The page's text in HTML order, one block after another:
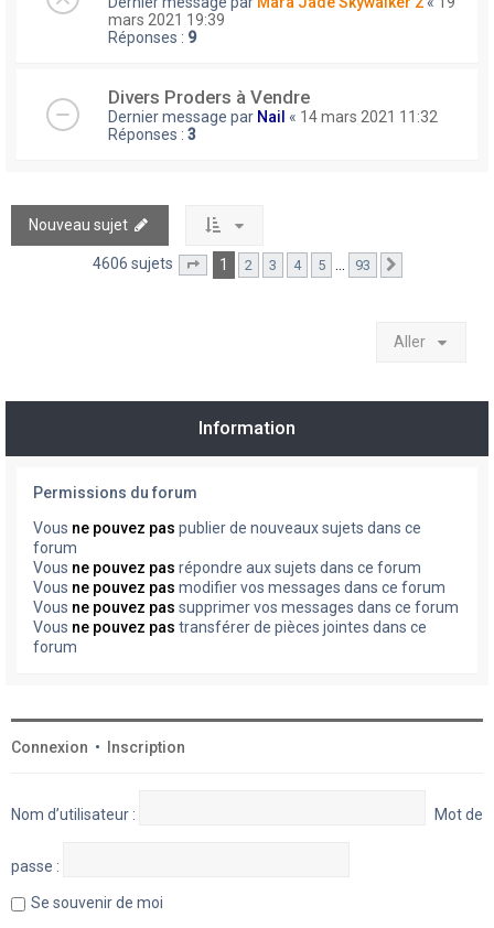
mars 2021 19:39
Réponses : 9
Divers Proders à Vendre
Dernier message par Nail « 14 mars 2021 11:32
Réponses : 3
Nouveau sujet
4606 sujets Page sur93
1 2 3 4 5 … 93
Aller
Information
Permissions du forum
Vous ne pouvez pas publier de nouveaux sujets dans ce
forum
Vous ne pouvez pas répondre aux sujets dans ce forum
Vous ne pouvez pas modifier vos messages dans ce forum
Vous ne pouvez pas supprimer vos messages dans ce forum
Vous ne pouvez pas transférer de pièces jointes dans ce
forum
Connexion • Inscription
Nom d’utilisateur : Mot de
passe :
Se souvenir de moi